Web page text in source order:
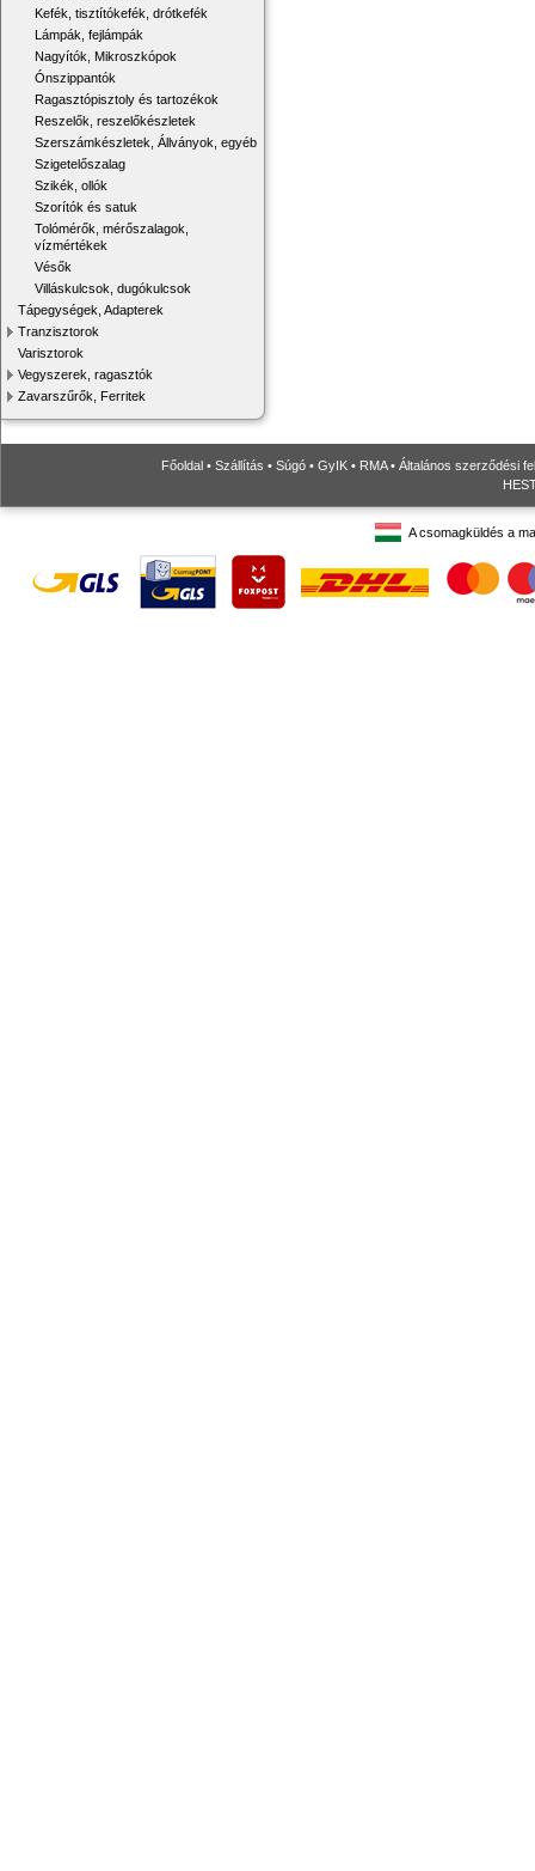
Kefék, tisztítókefék, drótkefék
Lámpák, fejlámpák
Nagyítók, Mikroszkópok
Ónszippantók
Ragasztópisztoly és tartozékok
Reszelők, reszelőkészletek
Szerszámkészletek, Állványok, egyéb
Szigetelőszalag
Szikék, ollók
Szorítók és satuk
Tolómérők, mérőszalagok,
vízmértékek
Vésők
Villáskulcsok, dugókulcsok
Tápegységek, Adapterek
Tranzisztorok
Varisztorok
Vegyszerek, ragasztók
Zavarszűrők, Ferritek
Főoldal • Szállítás • Súgó • GyIK • RMA• Általános szerződési
A csomagküldés a